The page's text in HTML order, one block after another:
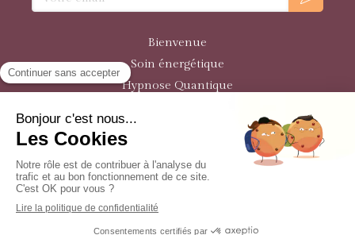
Bienvenue
Soin énergétique
Hypnose Quantique
Mentions légales